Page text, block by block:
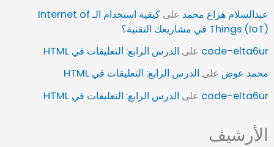
عبدالسلام هزاع محمد على
كيفية استخدام الـ Internet of
Things (IoT) في مشاريعك التقنية؟
code-elta6ur على الدرس الرابع: التعليقات في HTML
محمد عوض على الدرس الرابع: التعليقات في HTML
code-elta6ur على الدرس الرابع: التعليقات في HTML
الأرشيف